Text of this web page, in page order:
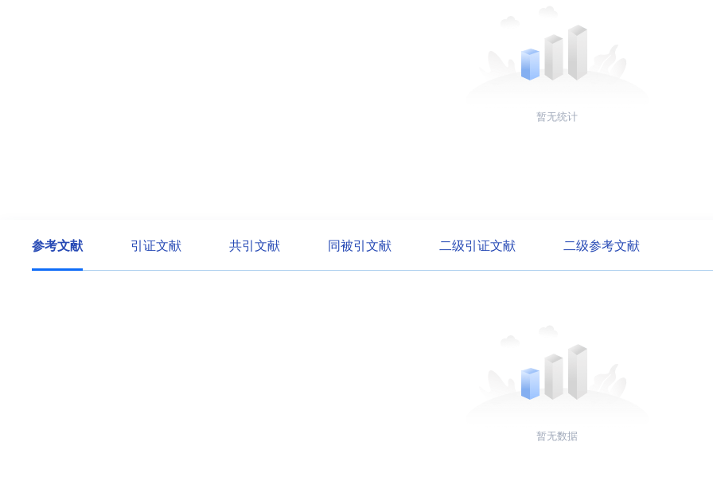
暂无统计
参考文献 引证文献 共引文献 同被引文献 二级引证文献 二级参考文献
暂无数据